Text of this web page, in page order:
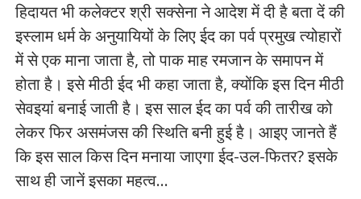
हिदायत भी कलेक्टर श्री सक्सेना ने आदेश में दी है बता दें की
इस्लाम धर्म के अनुयायियों के लिए ईद का पर्व प्रमुख त्योहारों
में से एक माना जाता है, तो पाक माह रमजान के समापन में
होता है। इसे मीठी ईद भी कहा जाता है, क्योंकि इस दिन मीठी
सेवइयां बनाई जाती है। इस साल ईद का पर्व की तारीख को
लेकर फिर असमंजस की स्थिति बनी हुई है। आइए जानते हैं
कि इस साल किस दिन मनाया जाएगा ईद-उल-फितर? इसके
साथ ही जानें इसका महत्व…